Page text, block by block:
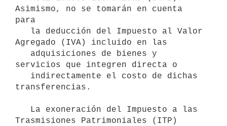
Asimismo, no se tomarán en cuenta
para
Agregado (IVA) incluido en las
servicios que integren directa o
transferencias.
Trasmisiones Patrimoniales (ITP)